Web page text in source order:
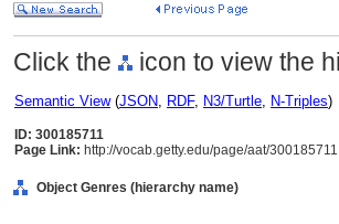
Click the icon to view the
Semantic View(JSON, RDF, N3/Turtle, N-Triples)
ID: 300185711
Page Link: http://vocab.getty.edu/page/aat/300185711
Object Genres (hierarchy name)